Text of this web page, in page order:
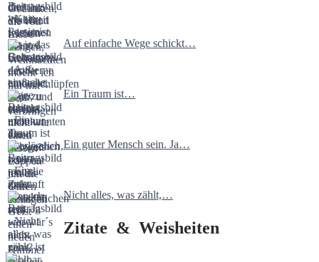
Auf einfache Wege schickt…
Ein Traum ist…
Ein guter Mensch sein. Ja…
Nicht alles, was zählt,…
Zitate & Weisheiten